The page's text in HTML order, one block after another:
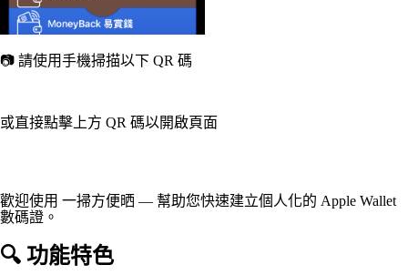
📷 請使用手機掃描以下 QR 碼
或直接點擊上方 QR 碼以開啟頁面
歡迎使用 一掃方便晒 — 幫助您快速建立個人化的 Apple Wallet
數碼證。
🔍 功能特色